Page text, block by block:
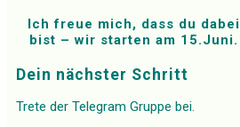
Ich freue mich, dass du dabei
bist – wir starten am 15.Juni.
Dein nächster Schritt
Trete der Telegram Gruppe bei.